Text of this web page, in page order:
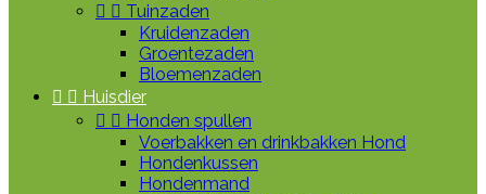
  Tuinzaden
Kruidenzaden
Groentezaden
Bloemenzaden
  Huisdier
  Honden spullen
Voerbakken en drinkbakken Hond
Hondenkussen
Hondenmand